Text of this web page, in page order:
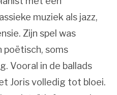
muziek als jazz,
Zijn spel was
poëtisch, soms
Vooral in de ballads
Joris volledig tot bloei.